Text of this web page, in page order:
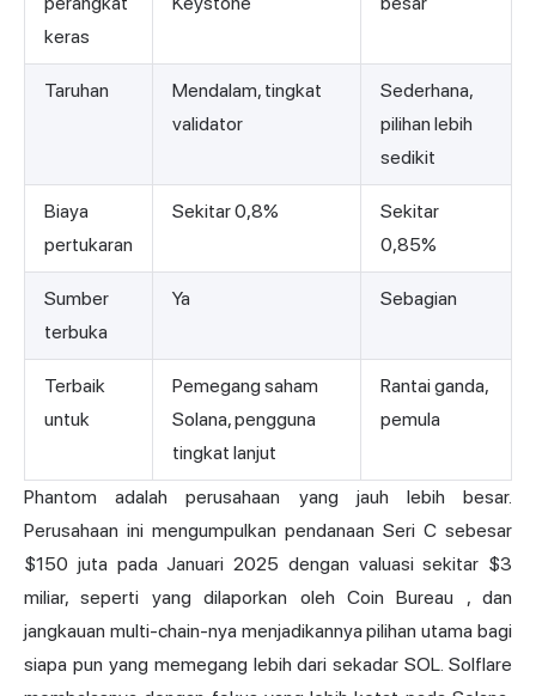
keras
Taruhan
Mendalam, tingkat
validator
Sederhana,
pilihan lebih
sedikit
Biaya
pertukaran
Sekitar 0,8%
Sekitar
0,85%
Sumber
terbuka
Ya Sebagian
Terbaik
untuk
Pemegang saham
Solana, pengguna
tingkat lanjut
Rantai ganda,
pemula
Phantom adalah perusahaan yang jauh lebih besar.
Perusahaan ini mengumpulkan pendanaan Seri C sebesar
$150 juta pada Januari 2025 dengan valuasi sekitar $3
miliar,seperti yang dilaporkan oleh Coin Bureau , dan
jangkauan multi-chain-nya menjadikannya pilihan utama bagi
siapa pun yang memegang lebih dari sekadar SOL. Solflare